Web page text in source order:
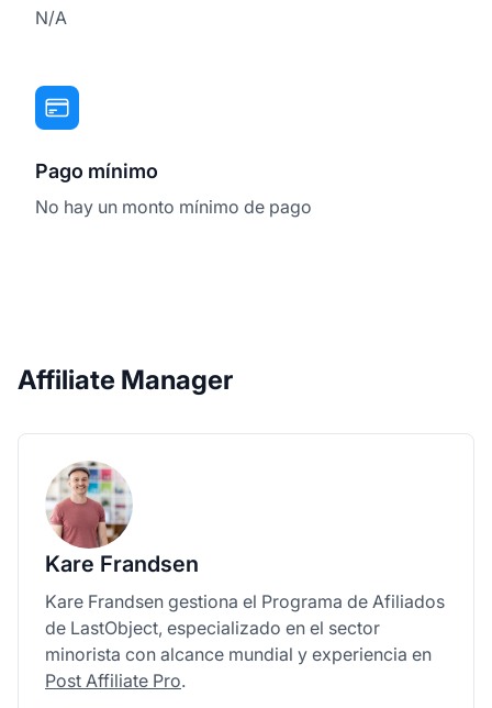
N/A
Pago mínimo
No hay un monto mínimo de pago
Affiliate Manager
Kare Frandsen
Kare Frandsen gestiona el Programa de Afiliados
de LastObject, especializado en el sector
minorista con alcance mundial y experiencia en
Post Affiliate Pro.